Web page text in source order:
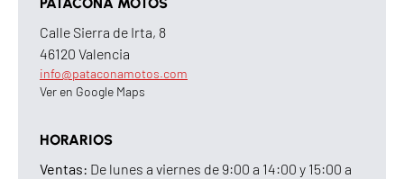
Freno delantero
Freno trasero
Calle Sierra de Irta, 8
46120 Valencia
info@pataconamotos.com
Ver en Google Maps
HORARIOS
Ventas: De lunes a viernes de 9:00 a 14:00 y 15:00 a